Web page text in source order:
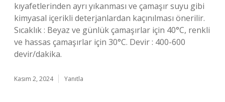
kıyafetlerinden ayrı yıkanması ve çamaşır suyu gibi
kimyasal içerikli deterjanlardan kaçınılması önerilir.
Sıcaklık : Beyaz ve günlük çamaşırlar için 40°C, renkli
ve hassas çamaşırlar için 30°C. Devir : 400-600
devir/dakika.
Kasım 2, 2024 Yanıtla